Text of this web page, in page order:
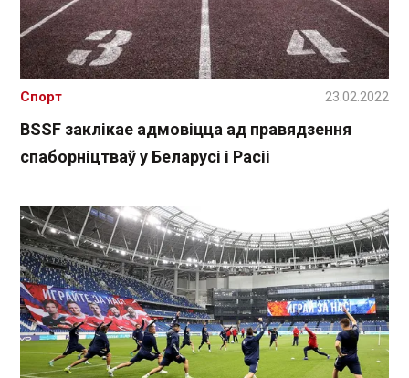
BSSF заклікае адмовіцца ад правядзення
спаборніцтваў у Беларусі і Расіі
Спорт 23.02.2022